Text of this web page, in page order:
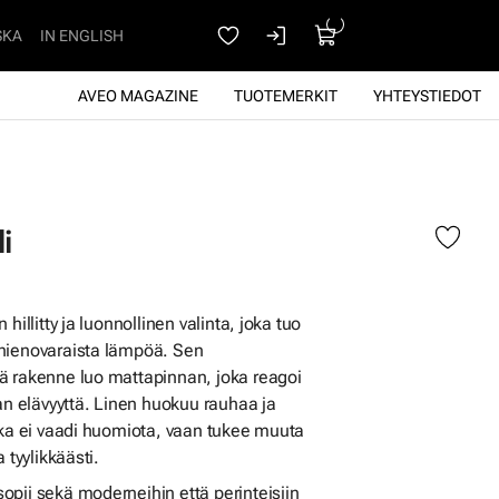
YHTEYSTIEDOT
TUOTEMERKIT
AVEO MAGAZINE
IN ENGLISH
hillitty ja luonnollinen valinta, joka tuo
lämpöä. Sen
rakenne luo mattapinnan, joka reagoi
elävyyttä. Linen huokuu rauhaa ja
ei vaadi huomiota, vaan tukee muuta
tyylikkäästi.
sekä moderneihin että perinteisiin